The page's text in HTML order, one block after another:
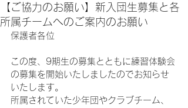
【ご協力のお願い】新入団生募集と各
所属チームへのご案内のお願い
保護者各位
この度、9期生の募集とともに練習体験会
の募集を開始いたしましたのでお知らせ
いたします。
所属されていた少年団やクラブチーム、